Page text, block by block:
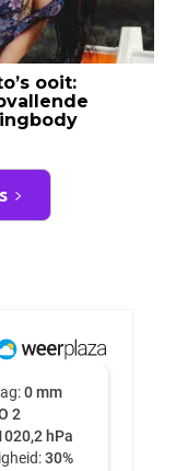
ooit: